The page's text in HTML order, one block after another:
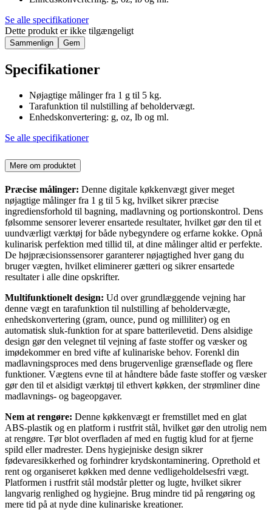
Se alle specifikationer
Dette produkt er ikke tilgængeligt
Sammenlign Gem
Specifikationer
Nøjagtige målinger fra 1 g til 5 kg.
Tarafunktion til nulstilling af beholdervægt.
Enhedskonvertering: g, oz, lb og ml.
Se alle specifikationer
Mere om produktet
Præcise målinger: Denne digitale køkkenvægt giver meget
nøjagtige målinger fra 1 g til 5 kg, hvilket sikrer præcise
ingrediensforhold til bagning, madlavning og portionskontrol. Dens
følsomme sensorer leverer ensartede resultater, hvilket gør den til et
uundværligt værktøj for både nybegyndere og erfarne kokke. Opnå
kulinarisk perfektion med tillid til, at dine målinger altid er perfekte.
De højpræcisionssensorer garanterer nøjagtighed hver gang du
bruger vægten, hvilket eliminerer gætteri og sikrer ensartede
resultater i alle dine opskrifter.
Multifunktionelt design: Ud over grundlæggende vejning har
denne vægt en tarafunktion til nulstilling af beholdervægte,
enhedskonvertering (gram, ounce, pund og milliliter) og en
automatisk sluk-funktion for at spare batterilevetid. Dens alsidige
design gør den velegnet til vejning af faste stoffer og væsker og
imødekommer en bred vifte af kulinariske behov. Forenkl din
madlavningsproces med dens brugervenlige grænseflade og flere
funktioner. Vægtens evne til at håndtere både faste stoffer og væsker
gør den til et alsidigt værktøj til ethvert køkken, der strømliner dine
madlavnings- og bageopgaver.
Nem at rengøre: Denne køkkenvægt er fremstillet med en glat
ABS-plastik og en platform i rustfrit stål, hvilket gør den utrolig nem
at rengøre. Tør blot overfladen af med en fugtig klud for at fjerne
spild eller madrester. Dens hygiejniske design sikrer
fødevaresikkerhed og forhindrer krydskontaminering. Oprethold et
rent og organiseret køkken med denne vedligeholdelsesfri vægt.
Platformen i rustfrit stål modstår pletter og lugte, hvilket sikrer
langvarig renlighed og hygiejne. Brug mindre tid på rengøring og
mere tid på at nyde dine kulinariske kreationer.